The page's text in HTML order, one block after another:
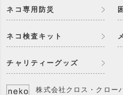
ネコ専用防災
ネコ検査キット
チャリティーグッズ
株式会社クロス・クロー